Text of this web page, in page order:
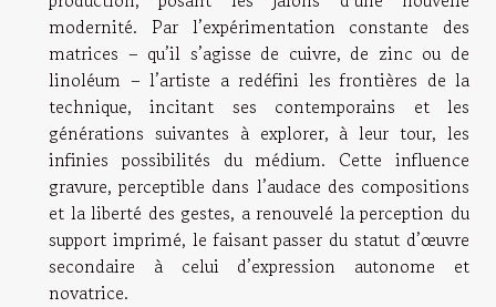
modernité. Par l’expérimentation constante des
matrices – qu’il s’agisse de cuivre, de zinc ou de
linoléum – l’artiste a redéfini les frontières de la
technique, incitant ses contemporains et les
générations suivantes à explorer, à leur tour, les
infinies possibilités du médium. Cette influence
gravure, perceptible dans l’audace des compositions
et la liberté des gestes, a renouvelé la perception du
support imprimé, le faisant passer du statut d’œuvre
secondaire à celui d’expression autonome et
novatrice.